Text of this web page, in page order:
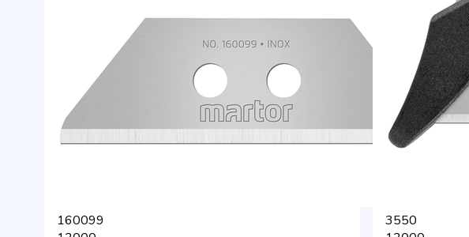
160099
3550